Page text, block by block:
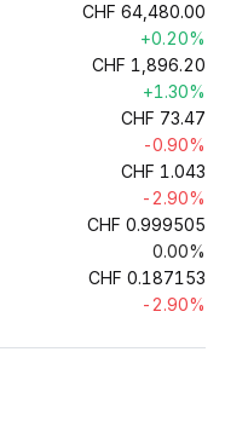
CHF 64,480.00
+0.20%
CHF 1,896.20
+1.30%
CHF 73.47
-0.90%
CHF 1.043
-2.90%
CHF 0.999505
0.00%
CHF 0.187153
-2.90%